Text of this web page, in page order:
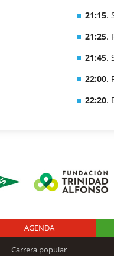
21:15.
21:25.
21:45.
22:00.
22:20.
Logo Fundación
AGENDA
Carrera popular